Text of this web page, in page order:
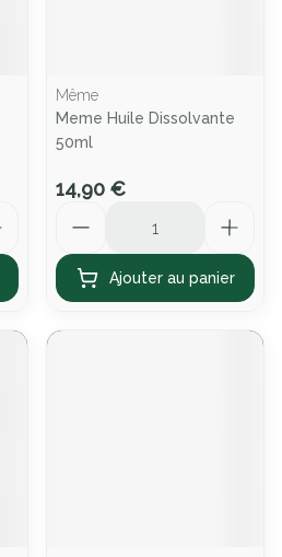
Même
Meme Huile Dissolvante
50ml
14,90 €
Ajouter au panier